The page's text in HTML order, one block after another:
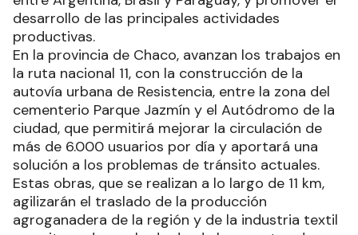
desarrollo de las principales actividades
productivas.
En la provincia de Chaco, avanzan los trabajos en
la ruta nacional 11, con la construcción de la
autovía urbana de Resistencia, entre la zona del
cementerio Parque Jazmín y el Autódromo de la
ciudad, que permitirá mejorar la circulación de
más de 6.000 usuarios por día y aportará una
solución a los problemas de tránsito actuales.
Estas obras, que se realizan a lo largo de 11 km,
agilizarán el traslado de la producción
agroganadera de la región y de la industria textil